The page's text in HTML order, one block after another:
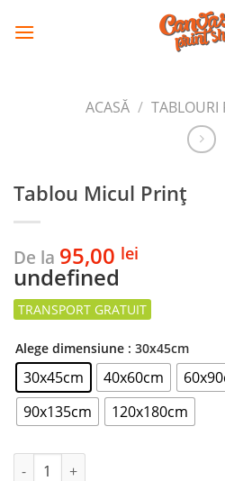
PRINT
ACASĂ / TABLOURI
Tablou Micul Prinț
De la 95,00 lei
undefined
Alege dimensiune : 30x45cm
30x45cm 40x60cm
90x135cm
120x180cm
Cantitate Tablou Micul Prinț